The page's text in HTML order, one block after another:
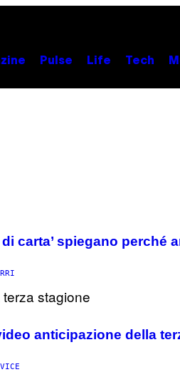
Pulse Life Tech
di carta’ spiegano perché
anticipazione della